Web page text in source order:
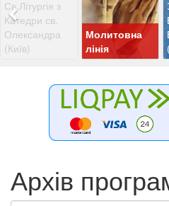
Св.Літургія з
Катедри св.
Олександра
(Київ)
Молитовна
лінія
Архів